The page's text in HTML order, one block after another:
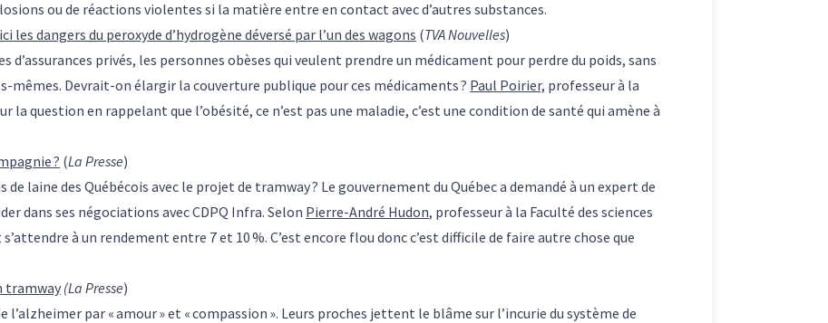
ou de réactions violentes si la matière entre en contact avec d’autres substances.
dangers du peroxyde d’hydrogène déversé par l’un des wagons (TVA Nouvelles)
d’assurances privés, les personnes obèses qui veulent prendre un médicament pour perdre du poids, sans
mêmes. Devrait-on élargir la couverture publique pour ces médicaments ? Paul Poirier, professeur à la
la question en rappelant que l’obésité, ce n’est pas une maladie, c’est une condition de santé qui amène à
? (La Presse)
laine des Québécois avec le projet de tramway ? Le gouvernement du Québec a demandé à un expert de
dans ses négociations avec CDPQ Infra. Selon Pierre-André Hudon, professeur à la Faculté des sciences
à un rendement entre 7 et 10 %. C’est encore flou donc c’est difficile de faire autre chose que
tramway (La Presse)
par « amour » et « compassion ». Leurs proches jettent le blâme sur l’incurie du système de